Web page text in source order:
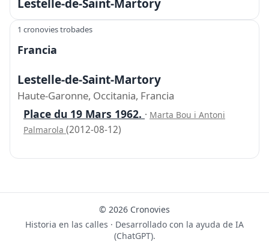
Lestelle-de-Saint-Martory
1 cronovies trobades
Francia
Lestelle-de-Saint-Martory
Haute-Garonne, Occitania, Francia
Place du 19 Mars 1962. · Marta Bou i Antoni
Palmarola (2012-08-12)
© 2026 Cronovies
Historia en las calles · Desarrollado con la ayuda de IA
(ChatGPT).